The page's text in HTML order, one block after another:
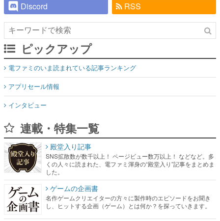
Discord
RSS
ピックアップ
電ファミのいま読まれている記事ランキング
アプリセール情報
インタビュー
連載・特集一覧
殿堂入り記事
SNS拡散数が数千以上！ ページビュー数万以上！ などなど。多
くの人々に読まれた、電ファミ渾身の“殿堂入り”記事をまとめま
した。
ゲームの企画書
名作ゲームクリエイターの方々に製作時のエピソードをお聞き
し、ヒットする企画（ゲーム）とは何か？を探っていきます。